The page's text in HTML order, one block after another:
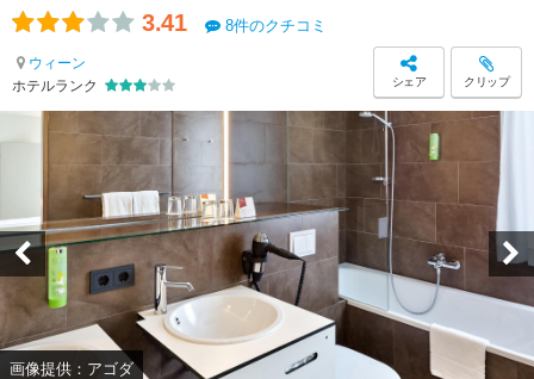
3.41 8件のクチコミ
ウィーン
ホテルランク
シェア クリップ
画像提供：アゴダ